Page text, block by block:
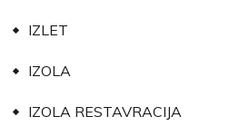
IZLET
IZOLA
IZOLA RESTAVRACIJA